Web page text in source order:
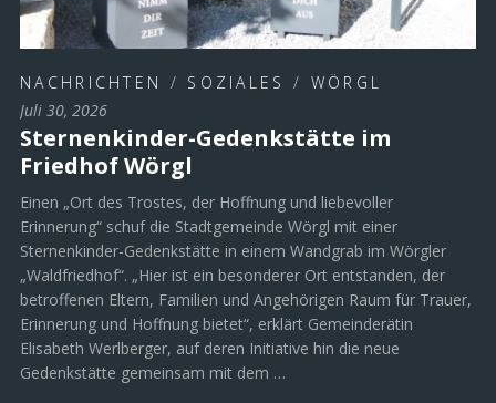
NACHRICHTEN / SOZIALES / WÖRGL
Juli 30, 2026
Sternenkinder-Gedenkstätte im
Friedhof Wörgl
Einen „Ort des Trostes, der Hoffnung und liebevoller
Erinnerung“ schuf die Stadtgemeinde Wörgl mit einer
Sternenkinder-Gedenkstätte in einem Wandgrab im Wörgler
„Waldfriedhof“. „Hier ist ein besonderer Ort entstanden, der
betroffenen Eltern, Familien und Angehörigen Raum für Trauer,
Erinnerung und Hoffnung bietet“, erklärt Gemeinderätin
Elisabeth Werlberger, auf deren Initiative hin die neue
Gedenkstätte gemeinsam mit dem …